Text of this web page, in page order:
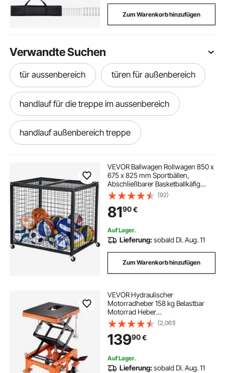
Zum Warenkorb hinzufügen
Verwandte Suchen
tür aussenbereich türen für außenbereich
handlauf für die treppe im aussenbereich
handlauf außenbereich treppe
pvc außenbereich
rotationslaser grün für außenbereich
aufbewahrungsbox für außenbereich wasserdicht
aluminium im aussenbereich
360 grad laser außenbereich
VEVOR Ballwagen Rollwagen 850 x
675 x 825 mm Sportbällen,
Abschließbarer Basketballkäfig
Ballkäfig, Sportausrüstung für den
Innen- und Außenbereich, Rollbar
Aufbewahrungswagen aus Stahl für
Garagen
(92)
8190€
Auf Lager.
Lieferung:sobald Di. Aug. 11
Zum Warenkorb hinzufügen
VEVOR Hydraulischer
Motorradheber 158 kg Belastbar
Motorrad Heber
Motorradhebebühne Montagebock
Motorrad, Einstellbare 350-905
mm Montagebock Motorradlift,
Motoständer in Garage &
Außenbereichen
(2,061)
13990€
Auf Lager.
Lieferung:sobald Di. Aug. 11